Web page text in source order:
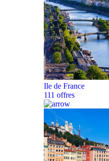
Ile de France
111 offres